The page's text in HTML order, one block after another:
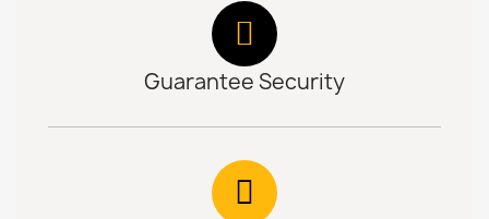
Guarantee Security